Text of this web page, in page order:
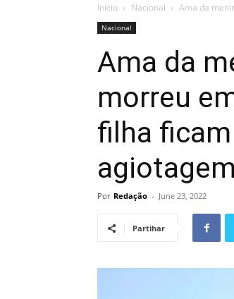
Início Nacional Ama da
Nacional
Ama da
morreu
filha
Por Redação - June 23, 2022
Partihar